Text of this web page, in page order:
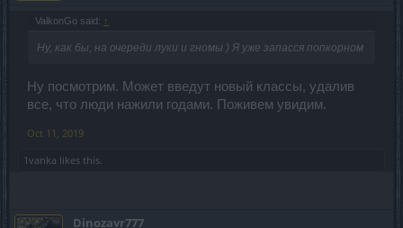
ValkonGo said: ↑
Ну, как бы, на очереди луки и гномы ) Я уже запасся попкорном
Ну посмотрим. Может введут новый классы, удалив
все, что люди нажили годами. Поживем увидим.
Oct 11, 2019
1vanka likes this.
Dinozavr777